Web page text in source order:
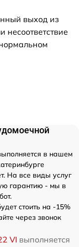
выход из
несоответствие
в нашем
На все виды услуг
гарантию - мы в
стоить на -15%
через звонок
VI выполняется